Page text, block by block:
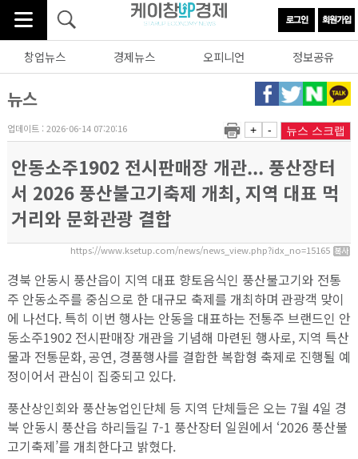
창업뉴스 경제뉴스 오피니언 정보공유
뉴스
업데이트 : 2026-06-14 07:20:16 + - 뉴스 스크랩
안동소주1902 전시판매장 개관... 풍산장터
서 2026 풍산불고기축제 개최, 지역 대표 먹
거리와 문화관광 결합
https://www.ksetup.com/news/news_view.php?idx_no=15165
경북 안동시 풍산읍이 지역 대표 향토음식인 풍산불고기와 전통
주 안동소주를 중심으로 한 대규모 축제를 개최하며 관광객 맞이
에 나선다. 특히 이번 행사는 안동을 대표하는 전통주 브랜드인 안
동소주1902 전시판매장 개관을 기념해 마련된 행사로, 지역 특산
물과 전통문화, 공연, 경품행사를 결합한 복합형 축제로 진행될 예
정이어서 관심이 집중되고 있다.
풍산상인회와 풍산농업인단체 등 지역 단체들은 오는 7월 4일 경
북 안동시 풍산읍 하리들길 7-1 풍산장터 일원에서 ‘2026 풍산불
고기축제’를 개최한다고 밝혔다.